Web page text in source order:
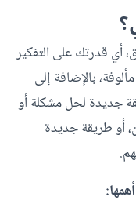
أي قدرتك على التفكير
بالإضافة إلى
جديدة لحل مشكلة أو
أو طريقة جديدة